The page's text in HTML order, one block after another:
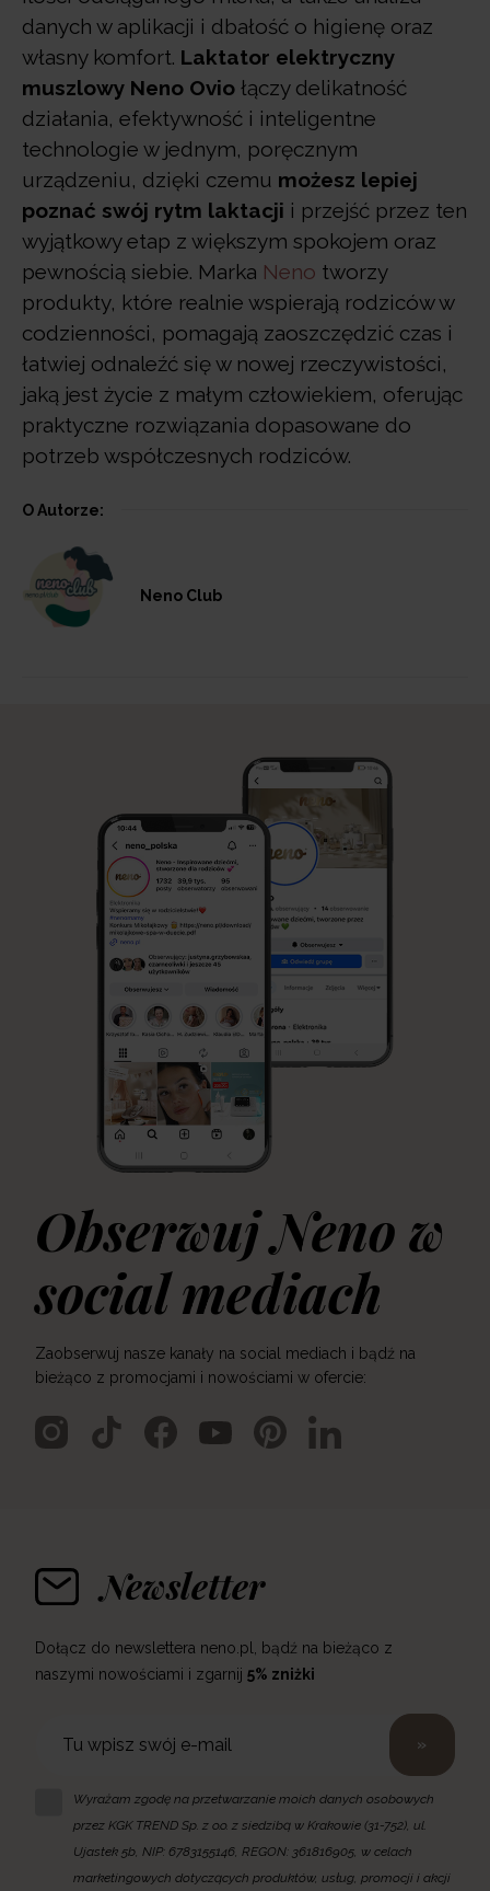
danych w aplikacji i dbałość o higienę oraz
własny komfort. Laktator elektryczny
muszlowy Neno Ovio łączy delikatność
działania, efektywność i inteligentne
technologie w jednym, poręcznym
urządzeniu, dzięki czemu możesz lepiej
poznać swój rytm laktacji i przejść przez ten
wyjątkowy etap z większym spokojem oraz
pewnością siebie. Marka Neno tworzy
produkty, które realnie wspierają rodziców w
codzienności, pomagają zaoszczędzić czas i
łatwiej odnaleźć się w nowej rzeczywistości,
jaką jest życie z małym człowiekiem, oferując
praktyczne rozwiązania dopasowane do
potrzeb współczesnych rodziców.
O Autorze:
Neno Club
Obserwuj Neno w
social mediach
Zaobserwuj nasze kanały na social mediach i bądź na
bieżąco z promocjami i nowościami w ofercie:
Newsletter
Dołącz do newslettera neno.pl, bądź na bieżąco z
naszymi nowościami i zgarnij 5% zniżki
»
Wyrażam zgodę na przetwarzanie moich danych osobowych
przez KGK TREND Sp. z o.o. z siedzibą w Krakowie (31-752), ul.
Ujastek 5b, NIP: 6783155146, REGON: 361816905, w celach
marketingowych dotyczących produktów, usług, promocji i akcji